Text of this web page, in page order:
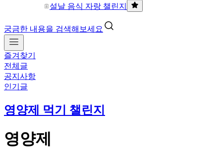
설날 음식 자랑 챌린지
궁금한 내용을 검색해보세요
즐겨찾기
전체글
공지사항
인기글
영양제 먹기 챌린지
영양제